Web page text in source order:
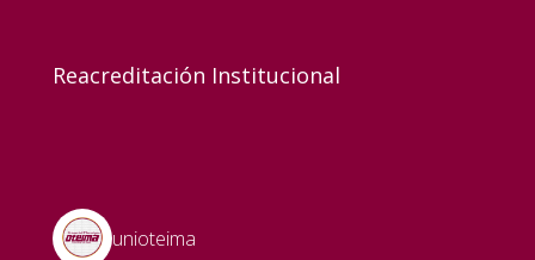
Reacreditación Institucional
unioteima